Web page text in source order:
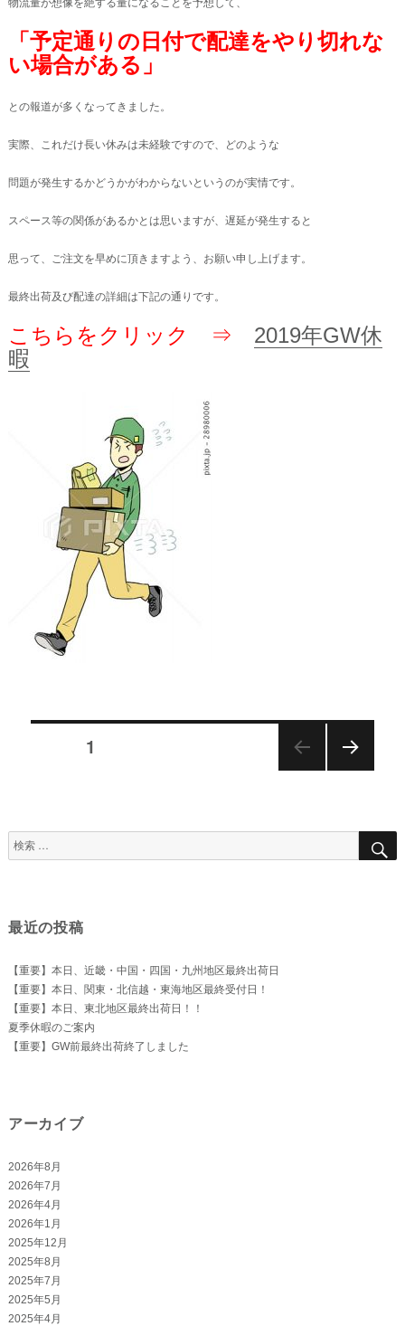
物流量が想像を絶する量になることを予想して、
「予定通りの日付で配達をやり切れな
い場合がある」
との報道が多くなってきました。
実際、これだけ長い休みは未経験ですので、どのような
問題が発生するかどうかがわからないというのが実情です。
スペース等の関係があるかとは思いますが、遅延が発生すると
思って、ご注文を早めに頂きますよう、お願い申し上げます。
最終出荷及び配達の詳細は下記の通りです。
こちらをクリック ⇒
2019年GW休
暇
投
ー
シ
ョ
ページ1
検
索
最近の投稿
【重要】本日、近畿・中国・四国・九州地区最終出荷日
【重要】本日、関東・北信越・東海地区最終受付日！
【重要】本日、東北地区最終出荷日！！
夏季休暇のご案内
【重要】GW前最終出荷終了しました
アーカイブ
2026年8月
2026年7月
2026年4月
2026年1月
2025年12月
2025年8月
2025年7月
2025年5月
2025年4月